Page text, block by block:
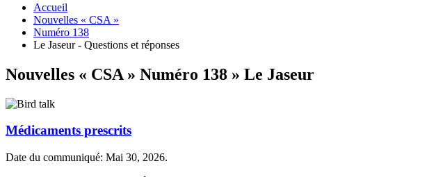
Accueil
Nouvelles « CSA »
Numéro 138
Le Jaseur - Questions et réponses
Nouvelles « CSA » Numéro 138 » Le Jaseur
Médicaments prescrits
Date du communiqué: Mai 30, 2026.